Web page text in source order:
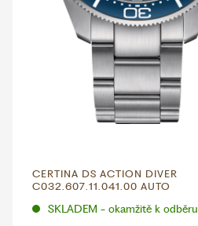
CERTINA DS ACTION DIVER
C032.607.11.041.00 AUTO
SKLADEM - okamžitě k odběru